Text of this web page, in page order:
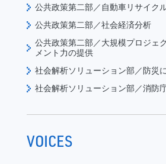
公共政策第二部／自動車リサイク
公共政策第二部／社会経済分析
公共政策第二部／大規模プロジェ
メント力の提供
社会解析ソリューション部／防災
社会解析ソリューション部／消防
VOICES